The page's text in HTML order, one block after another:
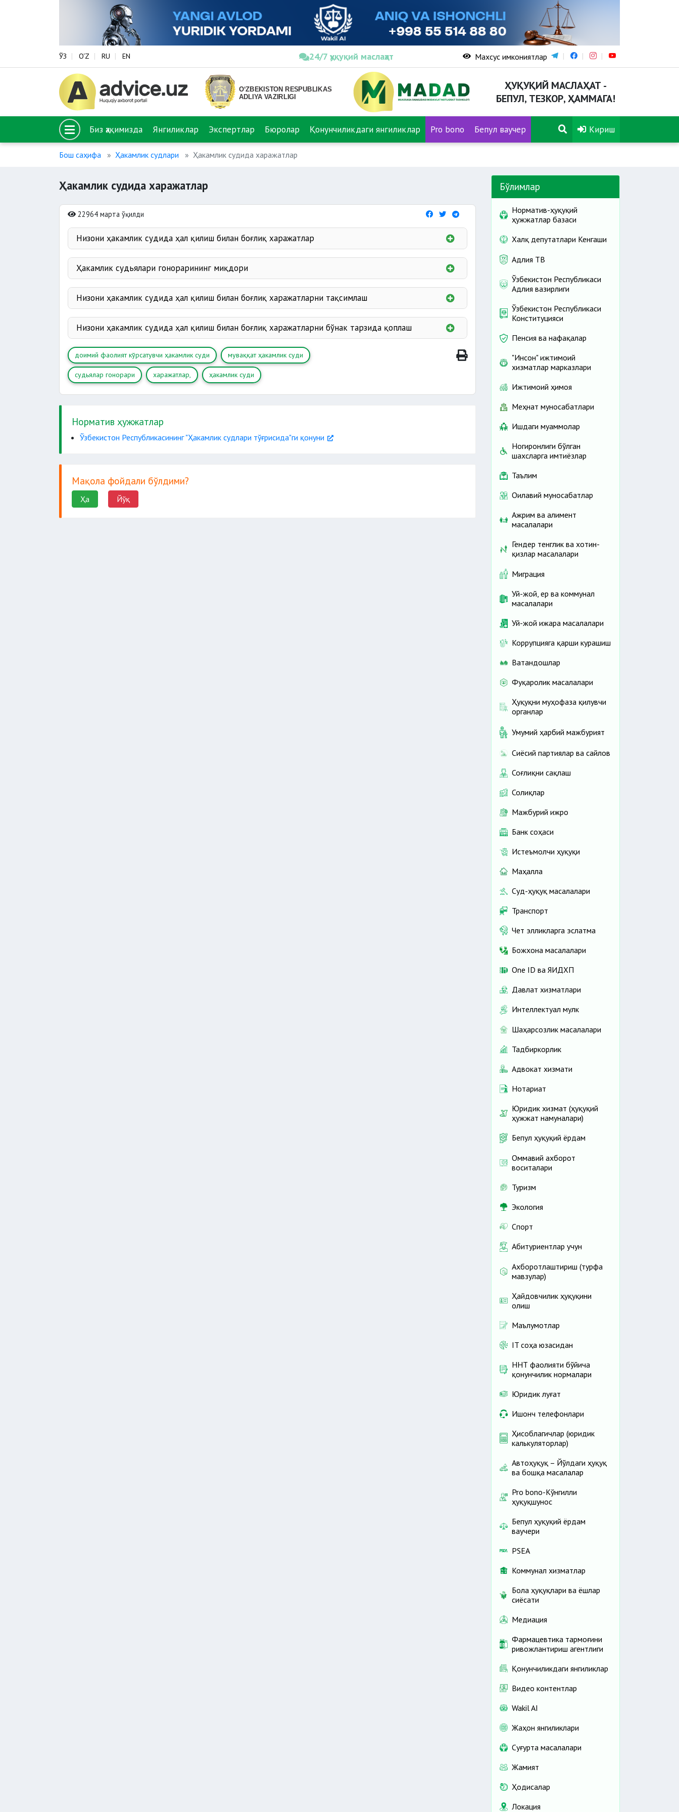
ЎЗ O‘Z RU EN 24/7 ҳуқуқий маслаҳат Махсус имкониятлар
ҲУҚУҚИЙ МАСЛАҲАТ -
БЕПУЛ, ТЕЗКОР, ҲАММАГА!
Биз ҳақимизда Янгиликлар Экспертлар Бюролар Қонунчиликдаги янгиликлар Pro bono Бепул ваучер Кириш
Бош саҳифа Ҳакамлик судлари Ҳакамлик судида харажатлар
Ҳакамлик судида харажатлар
22964 марта ўқилди
Низони ҳакамлик судида ҳал қилиш билан боғлиқ харажатлар
судьяларининг гонорари;
моддий жиҳатдан
кўриб чиқиш жойига бориб келиш
ёзма ва ашёвий далилларни
гувоҳлар
вакилининг хизматлари
бошқа харажатлар.
Ҳакамлик судьялари гонорарининг миқдори
Низони ҳакамлик судида ҳал қилиш билан боғлиқ харажатларни тақсимлаш
Низони ҳакамлик судида ҳал қилиш билан боғлиқ харажатларни бўнак тарзида қоплаш
доимий фаолият кўрсатувчи ҳакамлик суди муваққат ҳакамлик суди
судьялар гонорари харажатлар, ҳакамлик суди
Норматив ҳужжатлар
Ўзбекистон Республикасининг "Ҳакамлик судлари тўғрисида"ги қонуни
Мақола фойдали бўлдими?
Ҳа Йўқ
Бўлимлар
Норматив-ҳуқуқий
ҳужжатлар базаси
Халқ депутатлари Кенгаши
Адлия ТВ
Ўзбекистон Республикаси
Адлия вазирлиги
Ўзбекистон Республикаси
Конституцияси
Пенсия ва нафақалар
"Инсон" ижтимоий
хизматлар марказлари
Ижтимоий ҳимоя
Меҳнат муносабатлари
Ишдаги муаммолар
Ногиронлиги бўлган
шахсларга имтиёзлар
Таълим
Оилавий муносабатлар
Ажрим ва алимент
масалалари
Гендер тенглик ва хотин-
қизлар масалалари
Миграция
Уй-жой, ер ва коммунал
масалалари
Уй-жой ижара масалалари
Коррупцияга қарши курашиш
Ватандошлар
Фуқаролик масалалари
Ҳуқуқни муҳофаза қилувчи
органлар
Умумий ҳарбий мажбурият
Сиёсий партиялар ва сайлов
Соғлиқни сақлаш
Солиқлар
Мажбурий ижро
Банк соҳаси
Истеъмолчи ҳуқуқи
Маҳалла
Суд-ҳуқуқ масалалари
Транспорт
Чет элликларга эслатма
Божхона масалалари
One ID ва ЯИДХП
Давлат хизматлари
Интеллектуал мулк
Шаҳарсозлик масалалари
Тадбиркорлик
Адвокат хизмати
Нотариат
Юридик хизмат (ҳуқуқий
ҳужжат намуналари)
Бепул ҳуқуқий ёрдам
Оммавий ахборот
воситалари
Туризм
Экология
Спорт
Абитуриентлар учун
Ахборотлаштириш (турфа
мавзулар)
Ҳайдовчилик ҳуқуқини
олиш
Маълумотлар
IT соҳа юзасидан
ННТ фаолияти бўйича
қонунчилик нормалари
Юридик луғат
Ишонч телефонлари
Ҳисоблагичлар (юридик
калькуляторлар)
Автоҳуқуқ – Йўлдаги ҳуқуқ
ва бошқа масалалар
Pro bono-Кўнгилли
ҳуқуқшунос
Бепул ҳуқуқий ёрдам
ваучери
PSEA
Коммунал хизматлар
Бола ҳуқуқлари ва ёшлар
сиёсати
Медиация
Фармацевтика тармоғини
ривожлантириш агентлиги
Қонунчиликдаги янгиликлар
Видео контентлар
Wakil AI
Жаҳон янгиликлари
Cуғурта масалалари
Жамият
Ҳодисалар
Локация